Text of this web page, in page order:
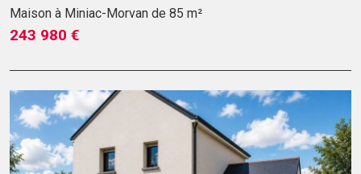
Maison à Miniac-Morvan de 85 m²
243 980 €